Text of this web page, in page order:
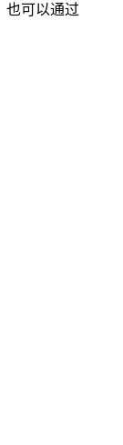
也可以通过